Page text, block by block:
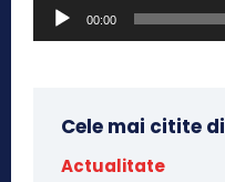
00:00
Cele mai citite
Actualitate